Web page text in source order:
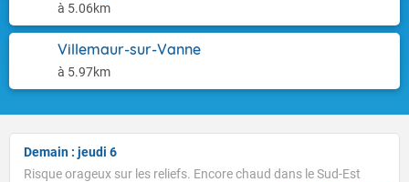
à 5.06km
Villemaur-sur-Vanne
à 5.97km
Demain : jeudi 6
Risque orageux sur les reliefs. Encore chaud dans le Sud-Est